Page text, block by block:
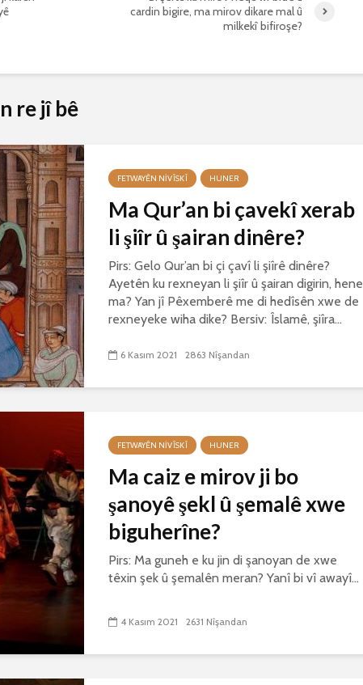
cardin bigire, ma mirov dikare mal û
milkekî bifiroşe?
re jî bê
FETWAYÊN NIVÎSKÎ HUNER
Ma Qur’an bi çavekî xerab
li şiîr û şairan dinêre?
Pirs: Gelo Qur’an bi çi çavî li şiîrê dinêre?
Ayetên ku rexneyan li şiîr û şairan digirin, hene
ma? Yan jî Pêxemberê me di hedîsên xwe de
rexneyeke wiha dike? Bersiv: Îslamê, şiîra...
6 Kasım 2021 2863 Nîşandan
FETWAYÊN NIVÎSKÎ HUNER
Ma caiz e mirov ji bo
şanoyê şekl û şemalê xwe
biguherîne?
Pirs: Ma guneh e ku jin di şanoyan de xwe
têxin şek û şemalên meran? Yanî bi vî awayî...
4 Kasım 2021 2631 Nîşandan